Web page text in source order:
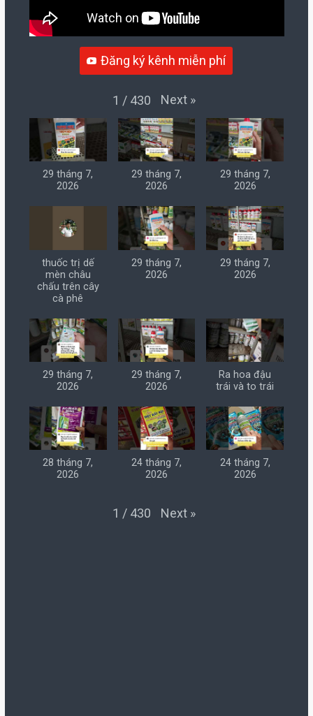
Đăng ký kênh miễn phí
1 / 430 Next »
29 tháng 7,
2026
29 tháng 7,
2026
29 tháng 7,
2026
thuốc trị dế
mèn châu
chấu trên cây
cà phê
29 tháng 7,
2026
29 tháng 7,
2026
29 tháng 7,
2026
29 tháng 7,
2026
Ra hoa đậu
trái và to trái
28 tháng 7,
2026
24 tháng 7,
2026
24 tháng 7,
2026
1 / 430 Next »